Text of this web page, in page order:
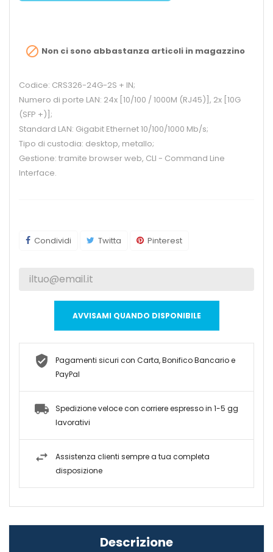
 Non ci sono abbastanza articoli in magazzino
Codice: CRS326-24G-2S + IN;
Numero di porte LAN: 24x [10/100 / 1000M (RJ45)], 2x [10G
(SFP +)];
Standard LAN: Gigabit Ethernet 10/100/1000 Mb/s;
Tipo di custodia: desktop, metallo;
Gestione: tramite browser web, CLI - Command Line
Interface.
Condividi Twitta Pinterest
AVVISAMI QUANDO DISPONIBILE
Pagamenti sicuri con Carta, Bonifico Bancario e
PayPal
Spedizione veloce con corriere espresso in 1-5 gg
lavorativi
Assistenza clienti sempre a tua completa
disposizione
Descrizione